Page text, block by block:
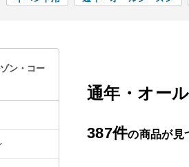
ン・コー
通年・オー
387件の商品が見